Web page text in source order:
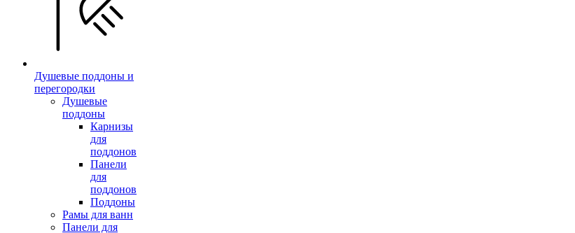
Душевые поддоны и
перегородки
Душевые
поддоны
Карнизы
для
поддонов
Панели
для
поддонов
Поддоны
Рамы для ванн
Панели для